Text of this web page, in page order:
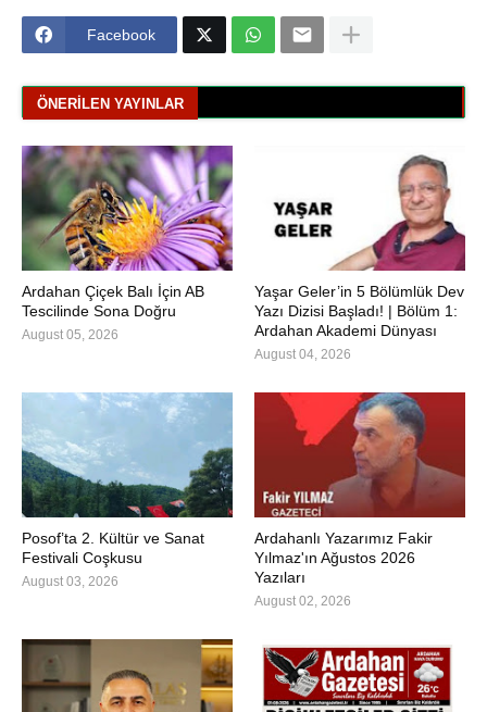
Facebook
ÖNERILEN YAYINLAR
Ardahan Çiçek Balı İçin AB
Tescilinde Sona Doğru
August 05, 2026
Yaşar Geler’in 5 Bölümlük Dev
Yazı Dizisi Başladı! | Bölüm 1:
Ardahan Akademi Dünyası
August 04, 2026
Posof’ta 2. Kültür ve Sanat
Festivali Coşkusu
August 03, 2026
Ardahanlı Yazarımız Fakir
Yılmaz'ın Ağustos 2026
Yazıları
August 02, 2026